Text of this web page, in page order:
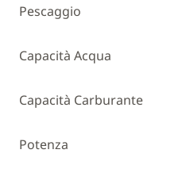
Pescaggio
Capacità Acqua
Capacità Carburante
Potenza